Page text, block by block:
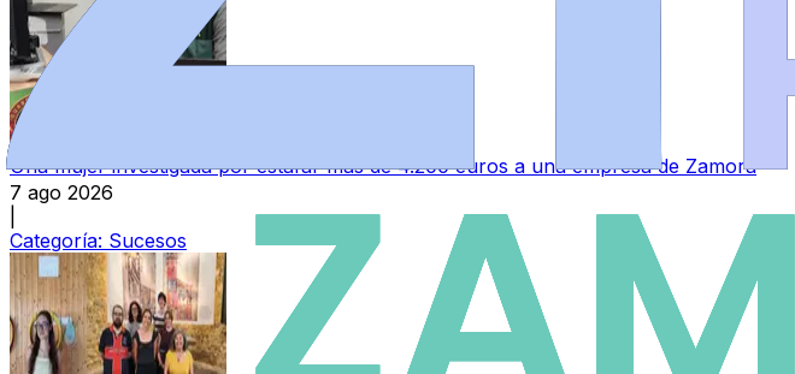
Una mujer investigada por estafar más de 4.200 euros a una empresa de Zamora
7 ago 2026
Categoría: Sucesos